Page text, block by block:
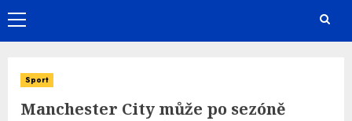
Primary
Menu
Sport
Manchester City může po sezóně